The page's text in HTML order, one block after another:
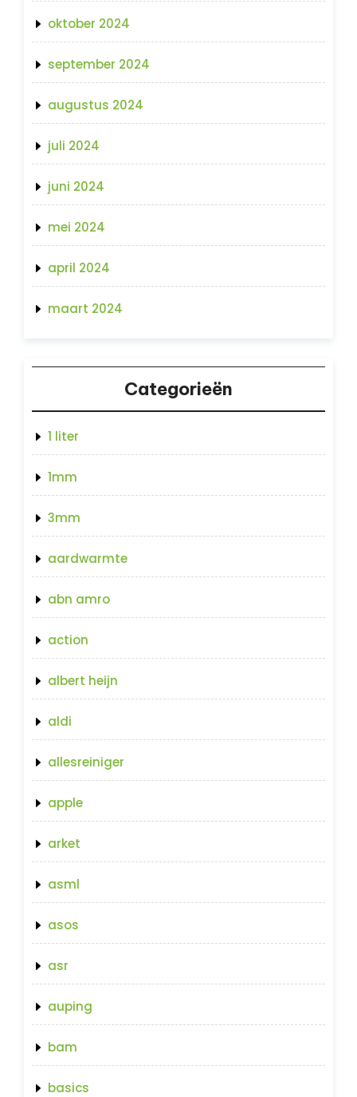
oktober 2024
september 2024
augustus 2024
juli 2024
juni 2024
mei 2024
april 2024
maart 2024
Categorieën
1 liter
1mm
3mm
aardwarmte
abn amro
action
albert heijn
aldi
allesreiniger
apple
arket
asml
asos
asr
auping
bam
basics